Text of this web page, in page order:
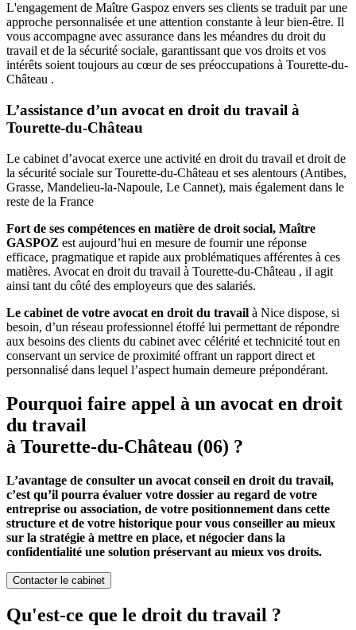
L'engagement de Maître Gaspoz envers ses clients se traduit par une
approche personnalisée et une attention constante à leur bien-être. Il
vous accompagne avec assurance dans les méandres du droit du
travail et de la sécurité sociale, garantissant que vos droits et vos
intérêts soient toujours au cœur de ses préoccupations à Tourette-du-
Château .
L’assistance d’un avocat en droit du travail à
Tourette-du-Château
Le cabinet d’avocat exerce une activité en droit du travail et droit de
la sécurité sociale sur Tourette-du-Château et ses alentours (Antibes,
Grasse, Mandelieu-la-Napoule, Le Cannet), mais également dans le
reste de la France
Fort de ses compétences en matière de droit social, Maître
GASPOZ est aujourd’hui en mesure de fournir une réponse
efficace, pragmatique et rapide aux problématiques afférentes à ces
matières. Avocat en droit du travail à Tourette-du-Château , il agit
ainsi tant du côté des employeurs que des salariés.
Le cabinet de votre avocat en droit du travail à Nice dispose, si
besoin, d’un réseau professionnel étoffé lui permettant de répondre
aux besoins des clients du cabinet avec célérité et technicité tout en
conservant un service de proximité offrant un rapport direct et
personnalisé dans lequel l’aspect humain demeure prépondérant.
Pourquoi faire appel à un avocat en droit
du travail
à Tourette-du-Château (06) ?
L’avantage de consulter un avocat conseil en droit du travail,
c’est qu’il pourra évaluer votre dossier au regard de votre
entreprise ou association, de votre positionnement dans cette
structure et de votre historique pour vous conseiller au mieux
sur la stratégie à mettre en place, et négocier dans la
confidentialité une solution préservant au mieux vos droits.
Contacter le cabinet
Qu'est-ce que le droit du travail ?